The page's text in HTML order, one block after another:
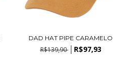
DAD HAT PIPE CARAMELO
R$139,90 R$97,93